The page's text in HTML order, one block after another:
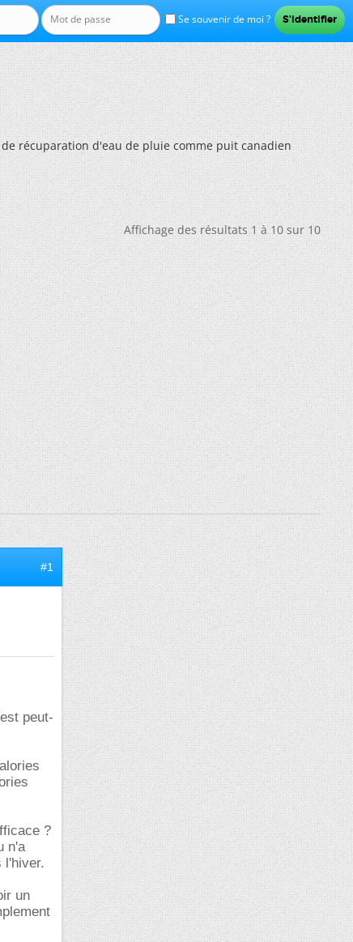
Se souvenir de moi ?
récuparation d'eau de pluie comme puit canadien
Affichage des résultats 1 à 10 sur 10
#1
peut-
?
n'a
l'hiver.
un